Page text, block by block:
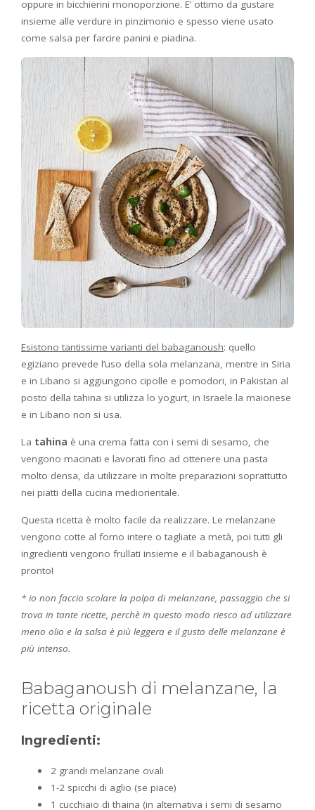
oppure in bicchierini monoporzione. E’ ottimo da gustare
insieme alle verdure in pinzimonio e spesso viene usato
come salsa per farcire panini e piadina.
Esistono tantissime varianti del babaganoush: quello
egiziano prevede l’uso della sola melanzana, mentre in Siria
e in Libano si aggiungono cipolle e pomodori, in Pakistan al
posto della tahina si utilizza lo yogurt, in Israele la maionese
e in Libano non si usa.
La tahina è una crema fatta con i semi di sesamo, che
vengono macinati e lavorati fino ad ottenere una pasta
molto densa, da utilizzare in molte preparazioni soprattutto
nei piatti della cucina mediorientale.
Questa ricetta è molto facile da realizzare. Le melanzane
vengono cotte al forno intere o tagliate a metà, poi tutti gli
ingredienti vengono frullati insieme e il babaganoush è
pronto!
* io non faccio scolare la polpa di melanzane, passaggio che si
trova in tante ricette, perchè in questo modo riesco ad utilizzare
meno olio e la salsa è più leggera e il gusto delle melanzane è
più intenso.
Babaganoush di melanzane, la
ricetta originale
Ingredienti:
2 grandi melanzane ovali
1-2 spicchi di aglio (se piace)
1 cucchiaio di thaina (in alternativa i semi di sesamo